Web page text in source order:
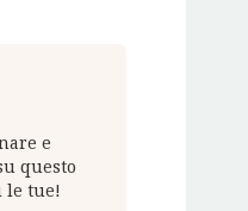
e
questo
le tue!